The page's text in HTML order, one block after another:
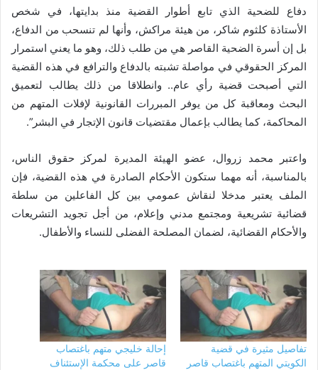
دفاع للضحية الذي تابع أطوار القضية منذ بدايتها، في شخص
الأستاذة كلثوم شاكر، من هيئة مراكش، وأنها لم تنسحب من الدفاع،
بل إن أسرة الضحية القاصر هي من طلب ذلك، وهو ما يعني استمرار
المركز الحقوقي في مواصلة تشبته بالدفاع والترافع في هذه القضية
التي أصبحت قضية رأي عام.. وانطلاقا من ذلك يطالب لتعميق
البحث ومعاقبة كل من يوفر المبررات القانونية لإفلات المتهم من
المحاكمة، كما يطالب بإعمال مقتضيات قانون الإتجار في البشر”.
واعتبر محمد زروال، عضو الهيئة المديرة لمركز حقوق الناس،
بالمناسبة، أنه مهما ستكون الأحكام الصادرة في هذه القضية، فإن
الملف يعتبر مدخلا لنقاش عمومي بين كل الفاعلين من سلطة
قضائية تشريعية ومجتمع مدني وإعلام، من أجل تجويد التشريعات
والأحكام القضائية، لضمان المصلحة الفضلى للنساء والأطفال.
تفاصيل مثيرة في قضية
الكويتي المتهم باغتصاب قاصر
إحالة خليجي متهم باغتصاب
قاصر على محكمة الإستئناف